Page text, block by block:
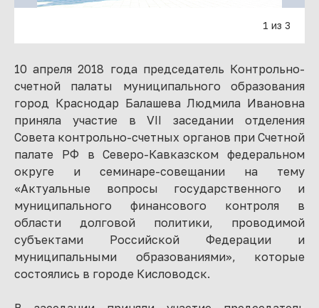
1 из 3
10 апреля 2018 года председатель Контрольно-
счетной палаты муниципального образования
город Краснодар Балашева Людмила Ивановна
приняла участие в VII заседании отделения
Совета контрольно-счетных органов при Счетной
палате РФ в Северо-Кавказском федеральном
округе и семинаре-совещании на тему
«Актуальные вопросы государственного и
муниципального финансового контроля в
области долговой политики, проводимой
субъектами Российской Федерации и
муниципальными образованиями», которые
состоялись в городе Кисловодск.